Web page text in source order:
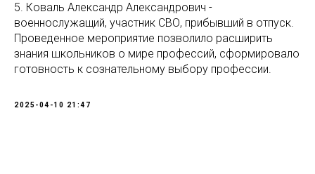
5. Коваль Александр Александрович -
военнослужащий, участник СВО, прибывший в отпуск.
Проведенное мероприятие позволило расширить
знания школьников о мире профессий, сформировало
готовность к сознательному выбору профессии.
2025-04-10 21:47